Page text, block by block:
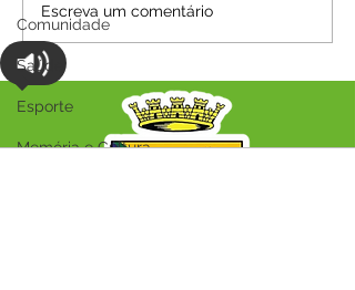
Comunidade
Saúde
Esporte
Memória e Cultura
Parabéns, Acre! 64 anos
de conquistas e
esperança
Escreva um comentário